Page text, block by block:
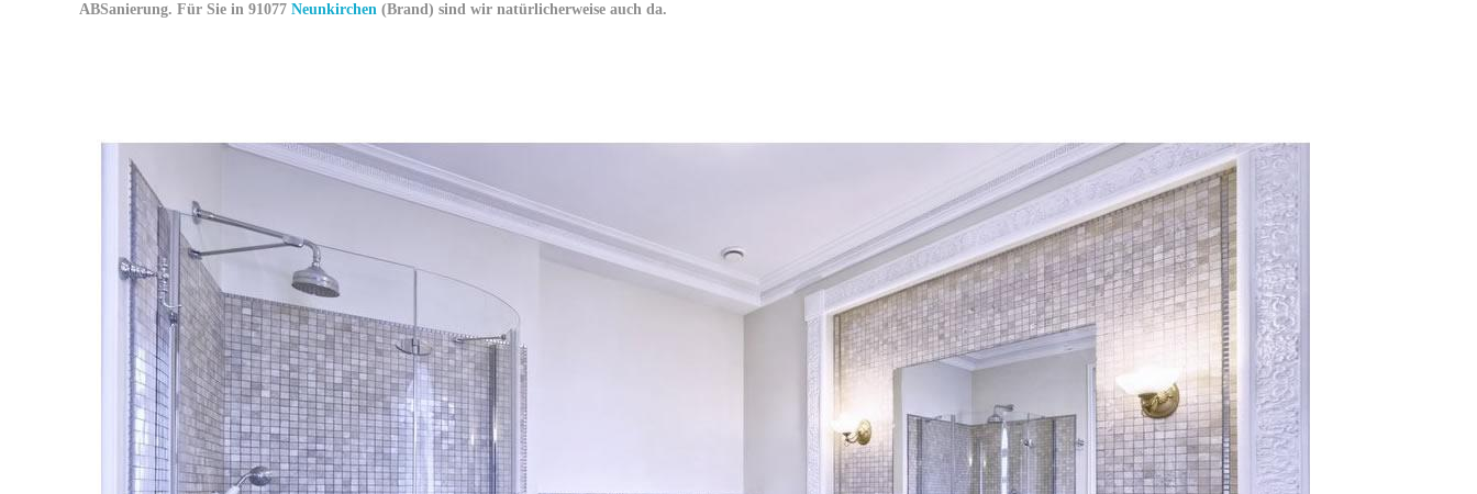
ABSanierung. Für Sie in 91077 Neunkirchen (Brand) sind wir natürlicherweise auch da.